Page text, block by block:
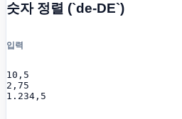
숫자 정렬 (`de-DE`)
입력
10,5
2,75
1.234,5